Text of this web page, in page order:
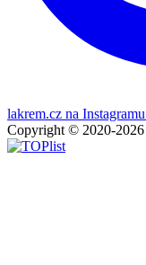
lakrem.cz na Instagramu
Copyright © 2020-2026